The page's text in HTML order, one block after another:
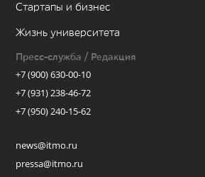
Стартапы и бизнес
Жизнь университета
Пресс-служба / Редакция
+7 (900) 630-00-10
+7 (931) 238-46-72
+7 (950) 240-15-62
news@itmo.ru
pressa@itmo.ru